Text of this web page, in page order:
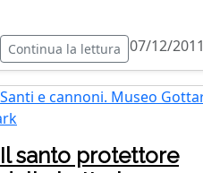
Continua la lettura 07/12/2011
Il santo protettore